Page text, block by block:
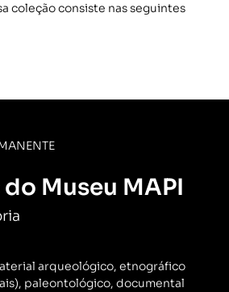
coleção consiste nas seguintes
Museu MAPI
arqueológico, etnográfico
paleontológico, documental